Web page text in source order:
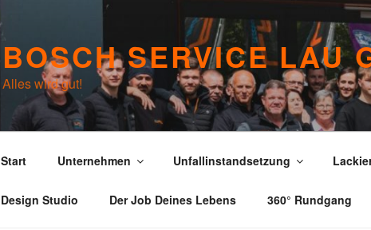
BOSCH SERVICE LAU
Alles wird gut!
Start Unternehmen Unfallinstandsetzung
Design Studio Der Job Deines Lebens 360° Rundgang